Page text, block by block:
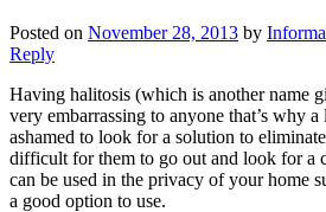
Posted on November 28, 2013 by
Reply
Having halitosis (which is another name
very embarrassing to anyone that’s why
ashamed to look for a solution to
difficult for them to go out and look for a
can be used in the privacy of your home
a good option to use.